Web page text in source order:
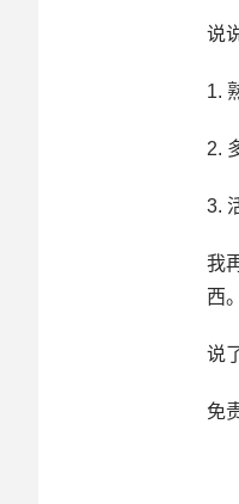
说
1.
2.
3.
我
西。
说
免